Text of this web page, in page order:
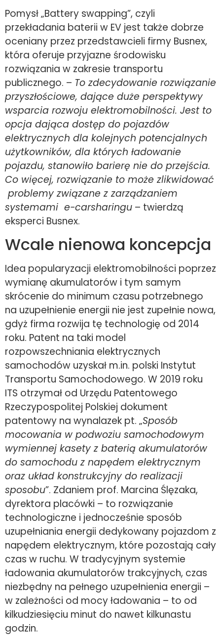
Pomysł „Battery swapping”, czyli
przekładania baterii w EV jest także dobrze
oceniany przez przedstawcieli firmy Busnex,
która oferuje przyjazne środowisku
rozwiązania w zakresie transportu
publicznego. – To zdecydowanie rozwiązanie
przyszłościowe, dające duże perspektywy
wsparcia rozwoju elektromobilności. Jest to
opcja dająca dostęp do pojazdów
elektrycznych dla kolejnych potencjalnych
użytkowników, dla których ładowanie
pojazdu, stanowiło barierę nie do przejścia.
Co więcej, rozwiązanie to może zlikwidować
problemy związane z zarządzaniem
systemami e-carsharingu – twierdzą
eksperci Busnex.
Wcale nienowa koncepcja
Idea popularyzacji elektromobilności poprzez
wymianę akumulatorów i tym samym
skrócenie do minimum czasu potrzebnego
na uzupełnienie energii nie jest zupełnie nowa,
gdyż firma rozwija tę technologię od 2014
roku. Patent na taki model
rozpowszechniania elektrycznych
samochodów uzyskał m.in. polski Instytut
Transportu Samochodowego. W 2019 roku
ITS otrzymał od Urzędu Patentowego
Rzeczypospolitej Polskiej dokument
patentowy na wynalazek pt. „Sposób
mocowania w podwoziu samochodowym
wymiennej kasety z baterią akumulatorów
do samochodu z napędem elektrycznym
oraz układ konstrukcyjny do realizacji
sposobu”. Zdaniem prof. Marcina Ślęzaka,
dyrektora placówki – to rozwiązanie
technologiczne i jednocześnie sposób
uzupełniania energii dedykowany pojazdom z
napędem elektrycznym, które pozostają cały
czas w ruchu. W tradycyjnym systemie
ładowania akumulatorów trakcyjnych, czas
niezbędny na pełnego uzupełnienia energii –
w zależności od mocy ładowania – to od
kilkudziesięciu minut do nawet kilkunastu
godzin.